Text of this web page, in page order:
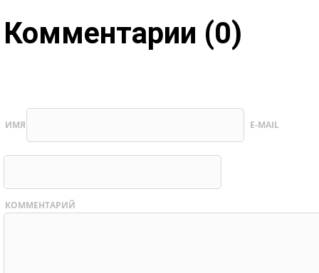
Комментарии (0)
ИМЯ E-MAIL
КОММЕНТАРИЙ